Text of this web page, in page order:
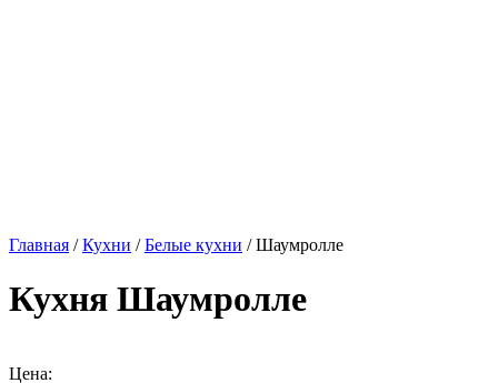
Главная /Кухни /Белые кухни / Шаумролле
Кухня Шаумролле
Цена: